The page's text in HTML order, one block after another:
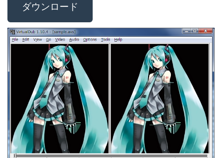
ダウンロード